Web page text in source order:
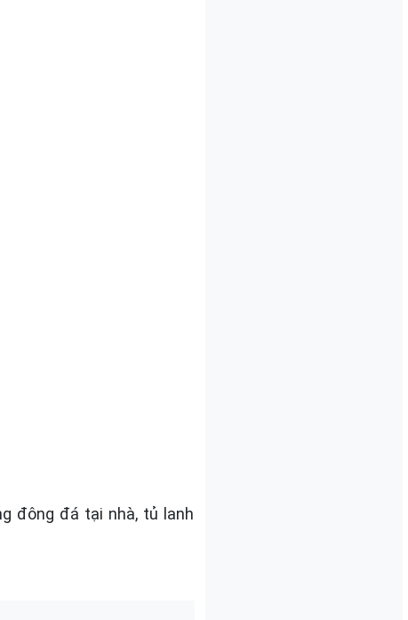
đông đá tại nhà, tủ lanh